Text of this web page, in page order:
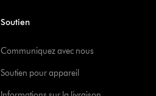
Soutien
Communiquez avec nous
Soutien pour appareil